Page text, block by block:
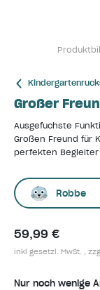
Großer
Ausgefuchste
Großen Freund für
perfekten
Robbe
59,99 €
inkl gesetzl. MwSt. ,
Nur noch wenige